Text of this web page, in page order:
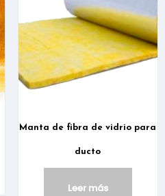
Manta de fibra de vidrio para
ducto
Leer más